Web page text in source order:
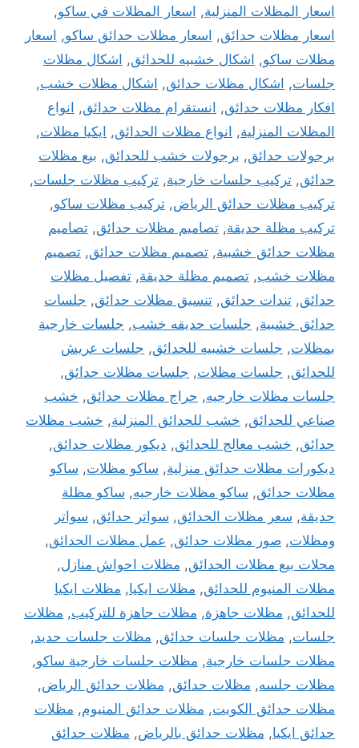
اسعار المظلات المنزلية, اسعار المظلات في ساكو,
اسعار مظلات حدائق, اسعار مظلات حدائق ساكو, اسعار
مظلات ساكو, اشكال خشبيه للحدائق, اشكال مظلات
جلسات, اشكال مظلات حدائق, اشكال مظلات خشب,
افكار مظلات حدائق, انستقرام مظلات حدائق, انواع
المظلات المنزلية, انواع مظلات الحدائق, ايكيا مظلات,
برجولات حدائق, برجولات خشب للحدائق, بيع مظلات
حدائق, تركيب جلسات خارجية, تركيب مظلات جلسات,
تركيب مظلات حدائق الرياض, تركيب مظلات ساكو,
تركيب مظلة حديقة, تصاميم مظلات حدائق, تصاميم
مظلات حدائق خشبية, تصميم مظلات حدائق, تصميم
مظلات خشب, تصميم مظلة حديقة, تفصيل مظلات
حدائق, تندات حدائق, تنسيق مظلات حدائق, جلسات
حدائق خشبية, جلسات حديقه خشب, جلسات خارجية
بمظلات, جلسات خشبيه للحدائق, جلسات عريش
للحدائق, جلسات مظلات, جلسات مظلات حدائق,
جلسات مظلات خارجيه, حراج مظلات حدائق, خشب
صناعي للحدائق, خشب للحدائق المنزلية, خشب مظلات
حدائق, خشب معالج للحدائق, ديكور مظلات حدائق,
ديكورات مظلات حدائق منزلية, ساكو مظلات, ساكو
مظلات حدائق, ساكو مظلات خارجيه, ساكو مظلة
حديقة, سعر مظلات الحدائق, سواتر حدائق, سواتر
ومظلات, صور مظلات حدائق, عمل مظلات الحدائق,
محلات بيع مظلات الحدائق, مظلات احواش منازل,
مظلات المنيوم للحدائق, مظلات ايكيا, مظلات ايكيا
للحدائق, مظلات جاهزة, مظلات جاهزة للتركيب, مظلات
جلسات, مظلات جلسات حدائق, مظلات جلسات حديد,
مظلات جلسات خارجية, مظلات جلسات خارجية ساكو,
مظلات جلسه, مظلات حدائق, مظلات حدائق الرياض,
مظلات حدائق الكويت, مظلات حدائق المنيوم, مظلات
حدائق ايكيا, مظلات حدائق بالرياض, مظلات حدائق